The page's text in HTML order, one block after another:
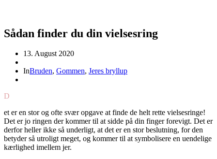
Sådan finder du din vielsesring
13. August 2020
InBruden, Gommen, Jeres bryllup
D
et er en stor og ofte svær opgave at finde de helt rette vielsesringe!
Det er jo ringen der kommer til at sidde på din finger forevigt. Det er
derfor heller ikke så underligt, at det er en stor beslutning, for den
betyder så utroligt meget, og kommer til at symbolisere en uendelige
kærlighed imellem jer.